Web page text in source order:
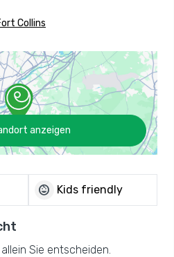
Collins
anzeigen
child_care Kids friendly
Sie entscheiden.